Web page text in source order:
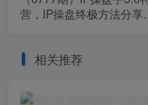
营，IP操盘终极方法分享
相关推荐